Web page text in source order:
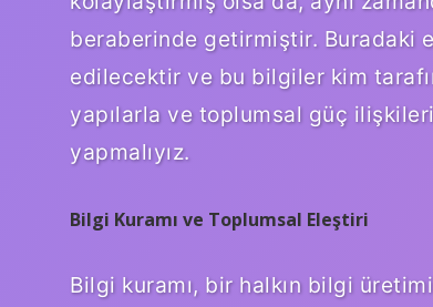
beraberinde getirmiştir. Buradaki
edilecektir ve bu bilgiler kim
yapılarla ve toplumsal güç
yapmalıyız.
Bilgi Kuramı ve Toplumsal Eleştiri
Bilgi kuramı, bir halkın bilgi